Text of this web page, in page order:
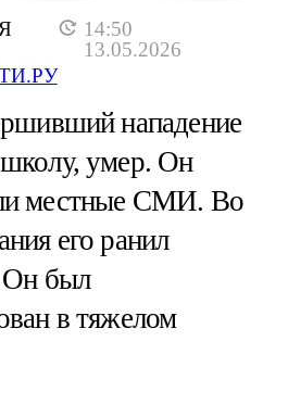
14:50
13.05.2026
нападение
умер. Он
местные СМИ. Во
его ранил
Он был
в тяжелом